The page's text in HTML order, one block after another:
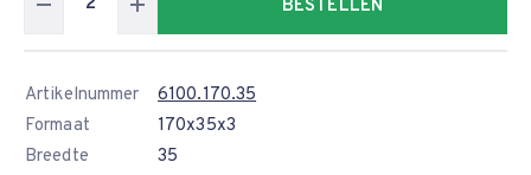
BESTELLEN
Artikelnummer
6100.170.35
Formaat
170x35x3
Breedte
35